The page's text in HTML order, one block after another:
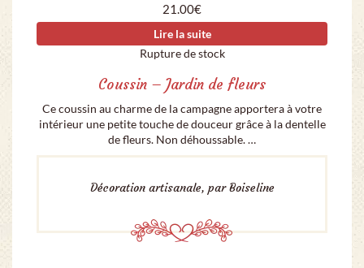
21.00€
Lire la suite
Rupture de stock
Coussin – Jardin de fleurs
Ce coussin au charme de la campagne apportera à votre
intérieur une petite touche de douceur grâce à la dentelle
de fleurs. Non déhoussable. …
Décoration artisanale, par Boiseline